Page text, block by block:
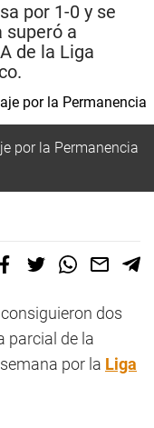
por 1-0 y se
superó a
de la Liga
por la Permanencia
consiguieron dos
parcial de la
por la Liga